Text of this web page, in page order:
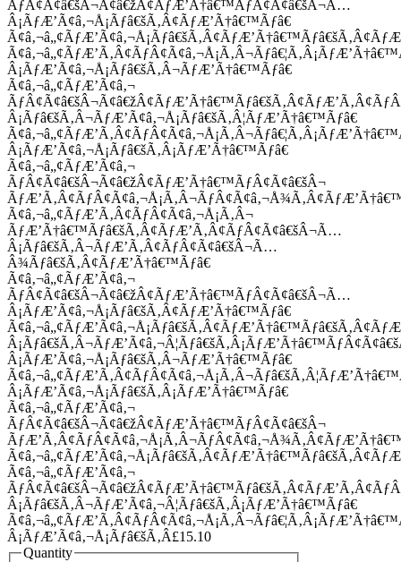
ÃƒÂ¢Ã¢â€šÂ¬Ã¢â€žÂ¢ÃƒÆ’Ã†â€™ÃƒÂ¢Ã¢â€šÂ¬Ã…
Â¡ÃƒÆ’Ã¢â‚¬Å¡Ãƒâ€šÃ‚Â¢ÃƒÆ’Ã†â€™Ãƒâ€
Â¡ÃƒÆ’Ã¢â‚¬Å¡Ãƒâ€šÃ‚Â¬ÃƒÆ’Ã†â€™Ãƒâ€
Ã¢â‚¬â„¢ÃƒÆ’Ã¢â‚¬
Â¡Ãƒâ€šÃ‚Â¬ÃƒÆ’Ã¢â‚¬Å¡Ãƒâ€šÃ‚Â¦ÃƒÆ’Ã†â€™Ãƒâ€
Â¡ÃƒÆ’Ã¢â‚¬Å¡Ãƒâ€šÃ‚Â¡ÃƒÆ’Ã†â€™Ãƒâ€
Ã¢â‚¬â„¢ÃƒÆ’Ã¢â‚¬
ÃƒÂ¢Ã¢â€šÂ¬Ã¢â€žÂ¢ÃƒÆ’Ã†â€™ÃƒÂ¢Ã¢â€šÂ¬
Ã¢â‚¬â„¢ÃƒÆ’Ã‚Â¢ÃƒÂ¢Ã¢â‚¬Å¡Ã‚Â¬
ÃƒÆ’Ã†â€™Ãƒâ€šÃ‚Â¢ÃƒÆ’Ã‚Â¢ÃƒÂ¢Ã¢â€šÂ¬Ã…
Â¡Ãƒâ€šÃ‚Â¬ÃƒÆ’Ã‚Â¢ÃƒÂ¢Ã¢â€šÂ¬Ã…
Â¾Ãƒâ€šÃ‚Â¢ÃƒÆ’Ã†â€™Ãƒâ€
Ã¢â‚¬â„¢ÃƒÆ’Ã¢â‚¬
ÃƒÂ¢Ã¢â€šÂ¬Ã¢â€žÂ¢ÃƒÆ’Ã†â€™ÃƒÂ¢Ã¢â€šÂ¬Ã…
Â¡ÃƒÆ’Ã¢â‚¬Å¡Ãƒâ€šÃ‚Â¢ÃƒÆ’Ã†â€™Ãƒâ€
Â¡ÃƒÆ’Ã¢â‚¬Å¡Ãƒâ€šÃ‚Â¬ÃƒÆ’Ã†â€™Ãƒâ€
Â¡ÃƒÆ’Ã¢â‚¬Å¡Ãƒâ€šÃ‚Â¡ÃƒÆ’Ã†â€™Ãƒâ€
Ã¢â‚¬â„¢ÃƒÆ’Ã¢â‚¬
ÃƒÂ¢Ã¢â€šÂ¬Ã¢â€žÂ¢ÃƒÆ’Ã†â€™ÃƒÂ¢Ã¢â€šÂ¬
Ã¢â‚¬â„¢ÃƒÆ’Ã¢â‚¬
Â¡Ãƒâ€šÃ‚Â¬ÃƒÆ’Ã¢â‚¬Â¦Ãƒâ€šÃ‚Â¡ÃƒÆ’Ã†â€™Ãƒâ€
Â¡ÃƒÆ’Ã¢â‚¬Å¡Ãƒâ€šÃ‚Â£15.10
Quantity